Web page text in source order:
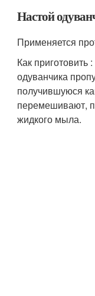
Настой
Применяется
Как приготовить
одуванчика
получившуюся
перемешивают,
жидкого мыла.